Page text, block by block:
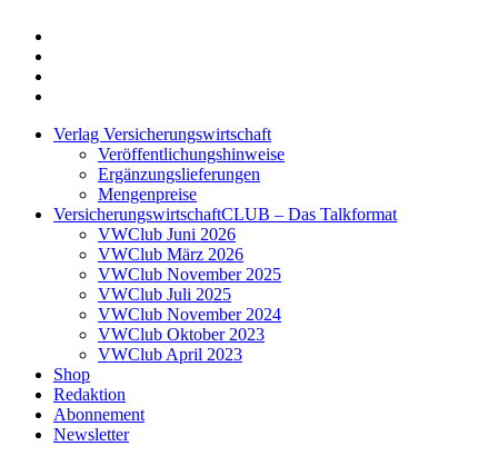
Verlag Versicherungswirtschaft
Veröffentlichungshinweise
Ergänzungslieferungen
Mengenpreise
VersicherungswirtschaftCLUB – Das Talkformat
VWClub Juni 2026
VWClub März 2026
VWClub November 2025
VWClub Juli 2025
VWClub November 2024
VWClub Oktober 2023
VWClub April 2023
Shop
Redaktion
Abonnement
Newsletter